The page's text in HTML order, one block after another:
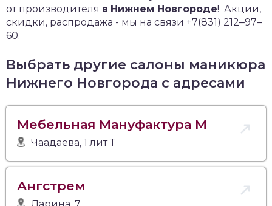
от производителя в Нижнем Новгороде! Акции,
скидки, распродажа - мы на связи +7(831) 212‒97‒
60.
Выбрать другие салоны маникюра
Нижнего Новгорода с адресами
Мебельная Мануфактура М
Чаадаева, 1 лит Т
Ангстрем
Ларина, 7